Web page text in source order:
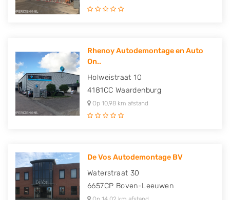
Rhenoy Autodemontage en Auto
On..
Holweistraat 10
4181CC Waardenburg
Op 10,98 km afstand
De Vos Autodemontage BV
Waterstraat 30
6657CP Boven-Leeuwen